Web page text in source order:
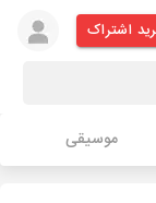
اشتراک
موسیقی